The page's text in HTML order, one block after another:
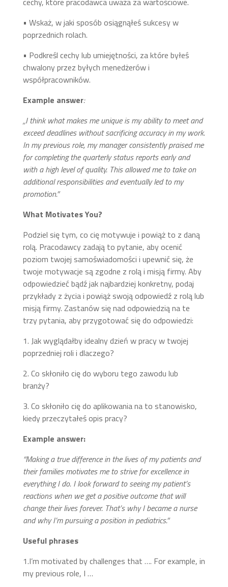
• Wskaż, w jaki sposób osiągnąłeś sukcesy w
poprzednich rolach.
• Podkreśl cechy lub umiejętności, za które byłeś
chwalony przez byłych menedżerów i
współpracowników.
Example answer:
„I think what makes me unique is my ability to meet and
exceed deadlines without sacrificing accuracy in my work.
In my previous role, my manager consistently praised me
for completing the quarterly status reports early and
with a high level of quality. This allowed me to take on
additional responsibilities and eventually led to my
promotion.”
What Motivates You?
Podziel się tym, co cię motywuje i powiąż to z daną
rolą. Pracodawcy zadają to pytanie, aby ocenić
poziom twojej samoświadomości i upewnić się, że
twoje motywacje są zgodne z rolą i misją firmy. Aby
odpowiedzieć bądź jak najbardziej konkretny, podaj
przykłady z życia i powiąż swoją odpowiedź z rolą lub
misją firmy. Zastanów się nad odpowiedzią na te
trzy pytania, aby przygotować się do odpowiedzi:
1. Jak wyglądałby idealny dzień w pracy w twojej
poprzedniej roli i dlaczego?
2. Co skłoniło cię do wyboru tego zawodu lub
branży?
3. Co skłoniło cię do aplikowania na to stanowisko,
kiedy przeczytałeś opis pracy?
Example answer:
“Making a true difference in the lives of my patients and
their families motivates me to strive for excellence in
everything I do. I look forward to seeing my patient’s
reactions when we get a positive outcome that will
change their lives forever. That’s why I became a nurse
and why I’m pursuing a position in pediatrics.”
Useful phrases
1.I’m motivated by challenges that …. For example, in
my previous role, I …